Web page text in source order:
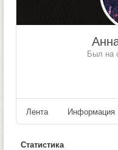
Был на
Лента Информация
Статистика